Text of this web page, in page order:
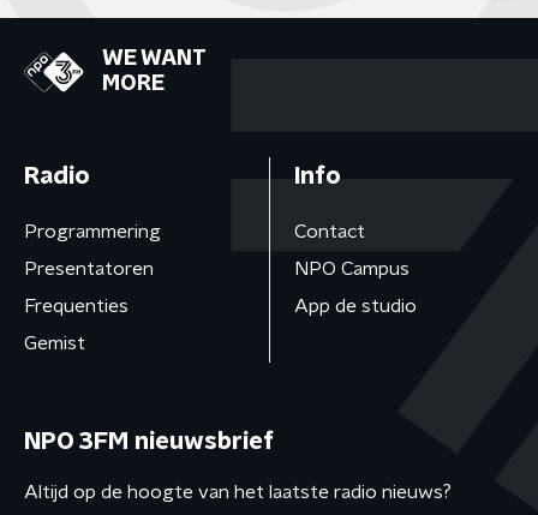
WE WANT
MORE
Radio
Programmering
Presentatoren
Frequenties
Gemist
Info
Contact
NPO Campus
App de studio
NPO 3FM nieuwsbrief
Altijd op de hoogte van het laatste radio nieuws?